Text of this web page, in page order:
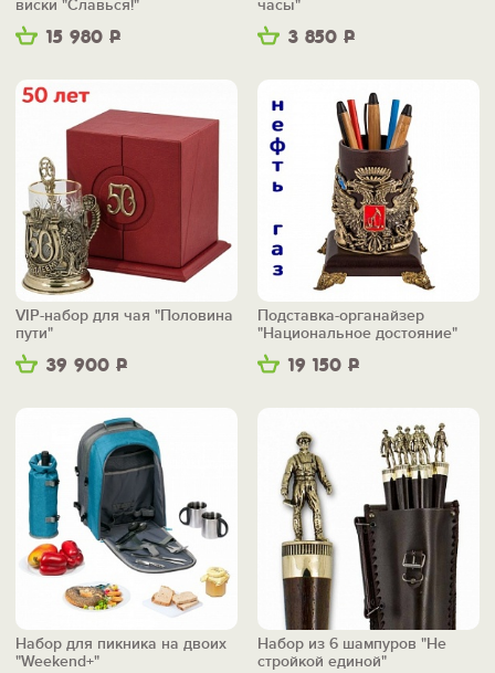
15 980 Р
виски "Славься!"
3 850 Р
часы"
39 900 Р
VIP-набор для чая "Половина
пути"
19 150 Р
Подставка-органайзер
"Национальное достояние"
Набор для пикника на двоих
"Weekend+"
Набор из 6 шампуров "Не
стройкой единой"